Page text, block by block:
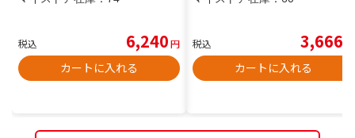
税込 6,240円
カートに入れる
税込 3,666
カートに入れる